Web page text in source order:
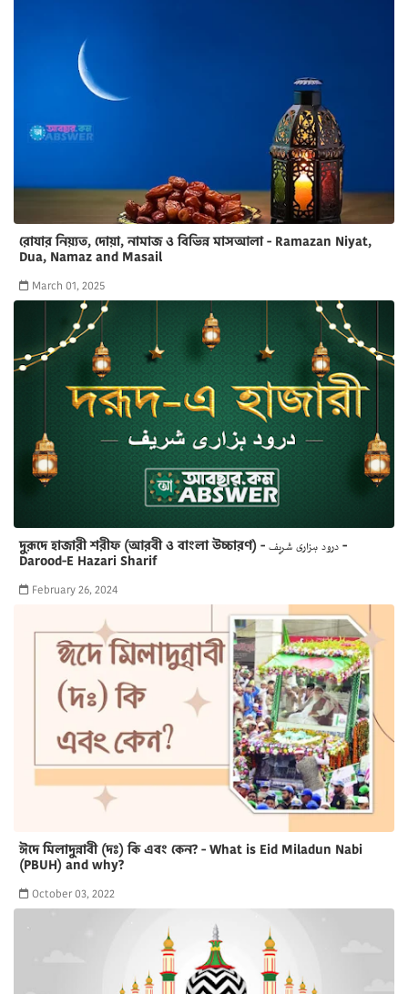
রোযার নিয়্যত, দোয়া, নামাজ ও বিভিন্ন মাসআলা - Ramazan Niyat,
Dua, Namaz and Masail
March 01, 2025
দুরূদে হাজারী শরীফ (আরবী ও বাংলা উচ্চারণ) - درود ہزاری شريف -
Darood-E Hazari Sharif
February 26, 2024
ঈদে মিলাদুন্নাবী (দঃ) কি এবং কেন? - What is Eid Miladun Nabi
(PBUH) and why?
October 03, 2022